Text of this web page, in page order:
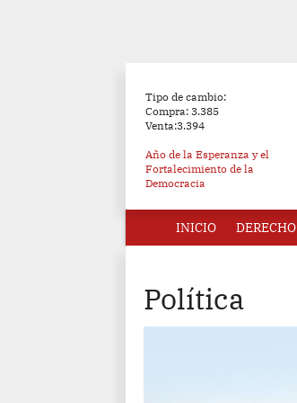
Tipo de cambio:
Compra: 3.385
Venta:3.394
Año de la Esperanza y el
Fortalecimiento de la
Democracia
INICIO DERECHO
Política